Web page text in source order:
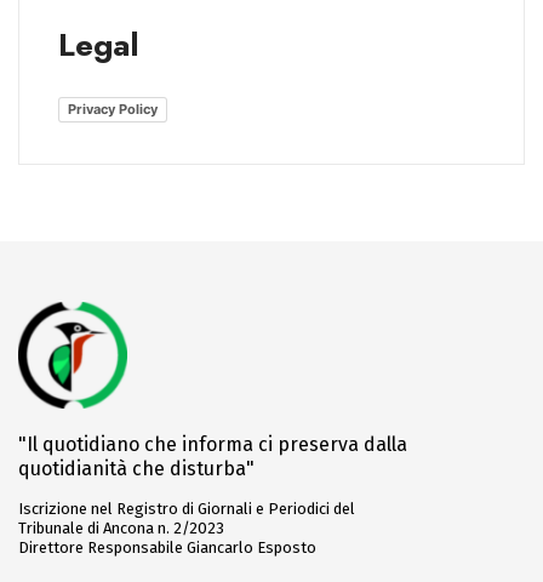
Legal
Privacy Policy
"Il quotidiano che informa ci preserva dalla
quotidianità che disturba"
Iscrizione nel Registro di Giornali e Periodici del
Tribunale di Ancona n. 2/2023
Direttore Responsabile Giancarlo Esposto